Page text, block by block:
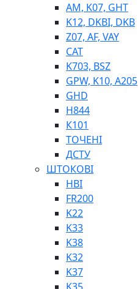
BIMETAL
Е90, E92
SINT, E60
ПНЕВМАТИКА
ФІТИНГИ
AM, K07, GHT
K12, DKBI, DKB
Z07, AF, VAY
CAT
K703, BSZ
GPW, K10, A205
GHD
H844
К101
ТОЧЕНІ
ДСТУ
ШТОКОВІ
HBI
FR200
K22
K33
K38
K32
K37